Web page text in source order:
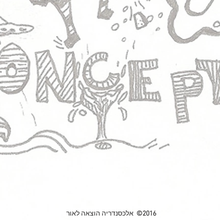
2016© אלכסנדריה הוצאה לאור